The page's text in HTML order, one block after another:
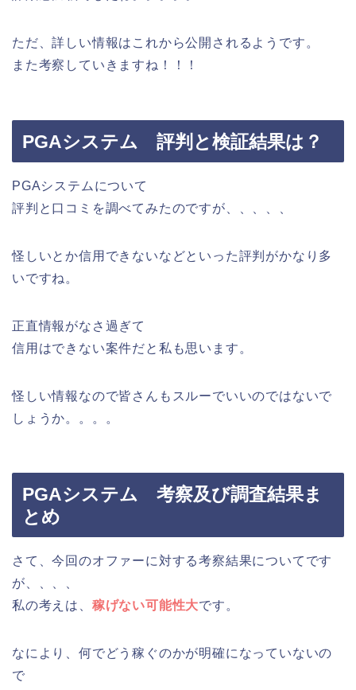
ただ、詳しい情報はこれから公開されるようです。
また考察していきますね！！！
PGAシステム 評判と検証結果は？
PGAシステムについて
評判と口コミを調べてみたのですが、、、、、
怪しいとか信用できないなどといった評判がかなり多
いですね。
正直情報がなさ過ぎて
信用はできない案件だと私も思います。
怪しい情報なので皆さんもスルーでいいのではないで
しょうか。。。。
PGAシステム 考察及び調査結果ま
とめ
さて、今回のオファーに対する考察結果についてです
が、、、、
私の考えは、 稼げない可能性大です。
なにより、何でどう稼ぐのかが明確になっていないの
で